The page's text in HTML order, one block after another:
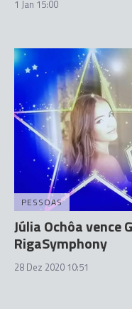
1 Jan 15:00
PESSOAS
Júlia Ochôa vence
RigaSymphony
28 Dez 2020 10:51